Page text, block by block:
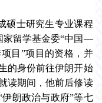
硕士研究生专业课程
家留学基金委“中国—
目”项目的资格，并
的身份前往伊朗开始
读期间，他前后修读
伊朗政治与政府”等七